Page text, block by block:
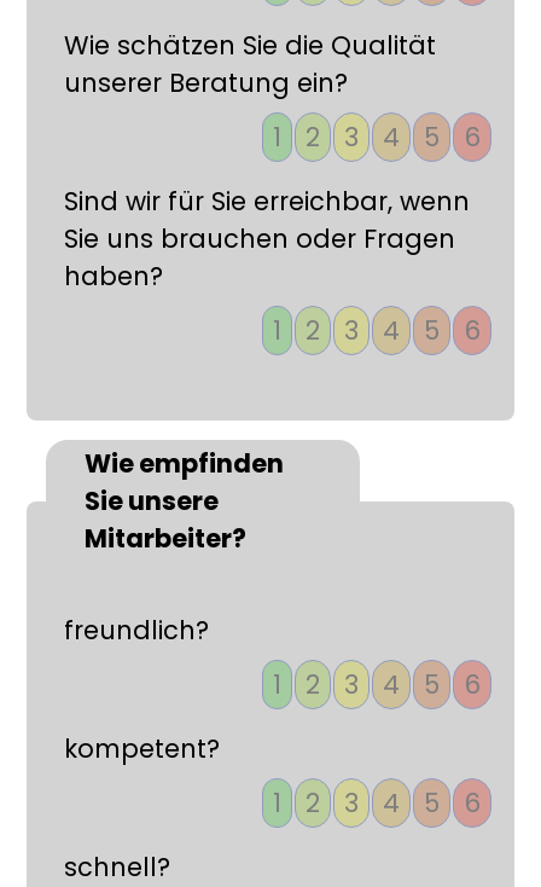
Wie schätzen Sie die Qualität
unserer Beratung ein?
1
2 3 4 5
6
Sind wir für Sie erreichbar, wenn
Sie uns brauchen oder Fragen
haben?
1
2 3 4 5 6
Wie empfinden
Sie unsere
Mitarbeiter?
freundlich?
1
2 3 4 5
6
kompetent?
1
2 3 4 5
6
schnell?